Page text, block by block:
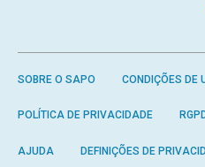
SOBRE O SAPO CONDIÇÕES DE
POLÍTICA DE PRIVACIDADE
AJUDA DEFINIÇÕES DE